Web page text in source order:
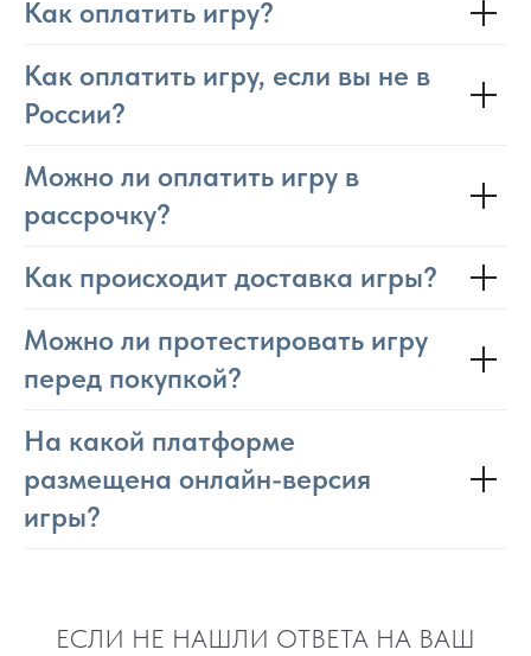
Как оплатить игру?
Как оплатить игру, если вы не в
России?
Можно ли оплатить игру в
рассрочку?
Как происходит доставка игры?
Можно ли протестировать игру
перед покупкой?
На какой платформе
размещена онлайн-версия
игры?
ЕСЛИ НЕ НАШЛИ ОТВЕТА НА ВАШ